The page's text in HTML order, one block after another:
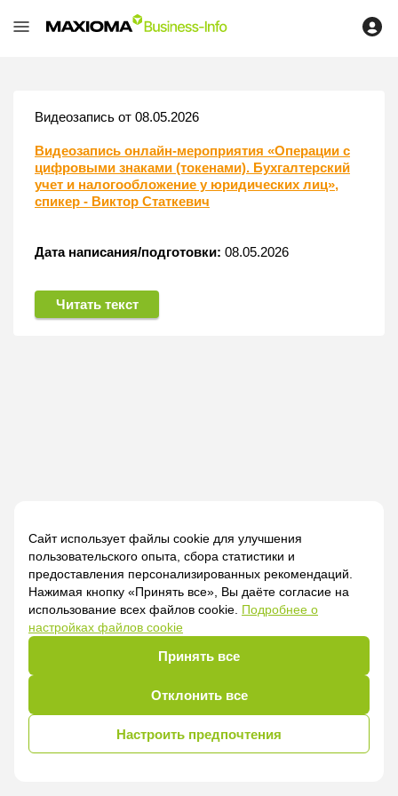
Сайт использует файлы cookie для улучшения
пользовательского опыта, сбора статистики и
предоставления персонализированных рекомендаций.
Нажимая кнопку «Принять все», Вы даёте согласие на
использование всех файлов cookie. Подробнее о
настройках файлов cookie
Принять все
Отклонить все
Настроить предпочтения
Видеозапись от 08.05.2026
Видеозапись онлайн-мероприятия «Операции с
цифровыми знаками (токенами). Бухгалтерский
учет и налогообложение у юридических лиц»,
спикер - Виктор Статкевич
Дата написания/подготовки: 08.05.2026
Читать текст